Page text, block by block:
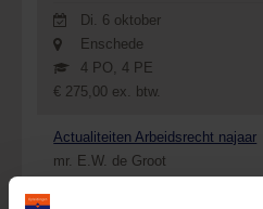
Di. 6 oktober
Enschede
4 PO, 4 PE
€ 275,00 ex. btw.
Actualiteiten Arbeidsrecht najaar
mr. E.W. de Groot